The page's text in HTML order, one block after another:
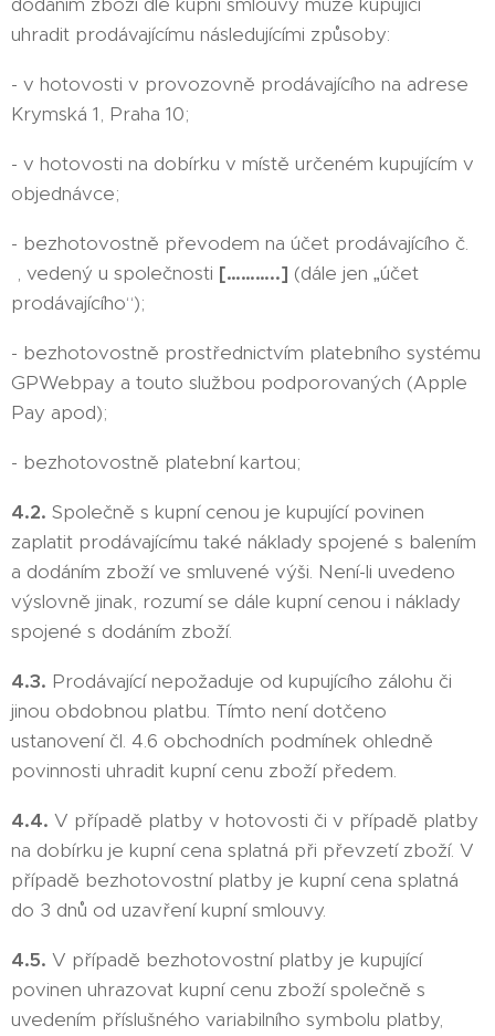
uhradit prodávajícímu následujícími způsoby:
- v hotovosti v provozovně prodávajícího na adrese
Krymská 1, Praha 10;
- v hotovosti na dobírku v místě určeném kupujícím v
objednávce;
- bezhotovostně převodem na účet prodávajícího č.
, vedený u společnosti [………..] (dále jen „účet
prodávajícího“);
- bezhotovostně prostřednictvím platebního systému
GPWebpay a touto službou podporovaných (Apple
Pay apod);
- bezhotovostně platební kartou;
4.2. Společně s kupní cenou je kupující povinen
zaplatit prodávajícímu také náklady spojené s balením
a dodáním zboží ve smluvené výši. Není-li uvedeno
výslovně jinak, rozumí se dále kupní cenou i náklady
spojené s dodáním zboží.
4.3. Prodávající nepožaduje od kupujícího zálohu či
jinou obdobnou platbu. Tímto není dotčeno
ustanovení čl. 4.6 obchodních podmínek ohledně
povinnosti uhradit kupní cenu zboží předem.
4.4. V případě platby v hotovosti či v případě platby
na dobírku je kupní cena splatná při převzetí zboží. V
případě bezhotovostní platby je kupní cena splatná
do 3 dnů od uzavření kupní smlouvy.
4.5. V případě bezhotovostní platby je kupující
povinen uhrazovat kupní cenu zboží společně s
uvedením příslušného variabilního symbolu platby,